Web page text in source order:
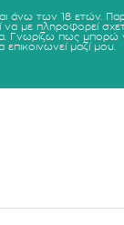
άνω των 18 ετών.
να με πληροφορεί
Γνωρίζω πως μπορώ
μαζί μου.